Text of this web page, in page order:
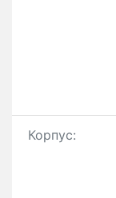
Корпус: